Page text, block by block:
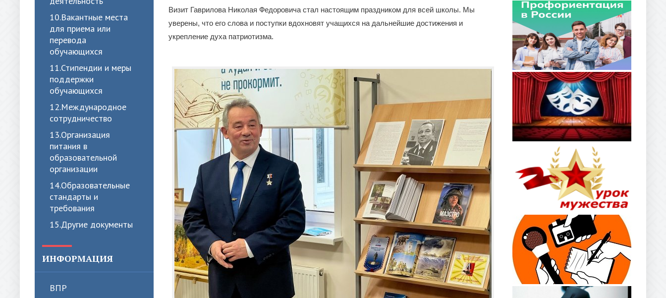
10.Вакантные места
для приема или
перевода
обучающихся
11.Стипендии и меры
поддержки
обучающихся
12.Международное
сотрудничество
13.Организация
питания в
образовательной
организации
14.Образовательные
стандарты и
требования
15.Другие документы
ИНФОРМАЦИЯ
ВПР
Визит Гаврилова Николая Федоровича стал настоящим праздником для всей школы. Мы
уверены, что его слова и поступки вдохновят учащихся на дальнейшие достижения и
укрепление духа патриотизма.